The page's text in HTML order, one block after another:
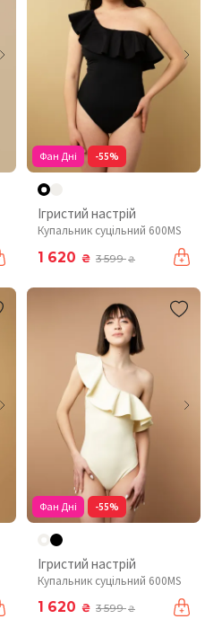
Фан Дні -55%
Ігристий настрій
Купальник суцільний 600MS
1 620 ₴ 3 599₴
Фан Дні -55%
Ігристий настрій
Купальник суцільний 600MS
1 620 ₴ 3 599₴